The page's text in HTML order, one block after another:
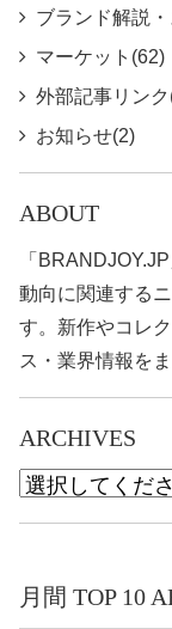
ブランド解説
マーケット(62)
外部記事リン
お知らせ(2)
ABOUT
「
動向に関連する
す。新作やコレ
ス・業界情報を
ARCHIVES
月間 TOP 10